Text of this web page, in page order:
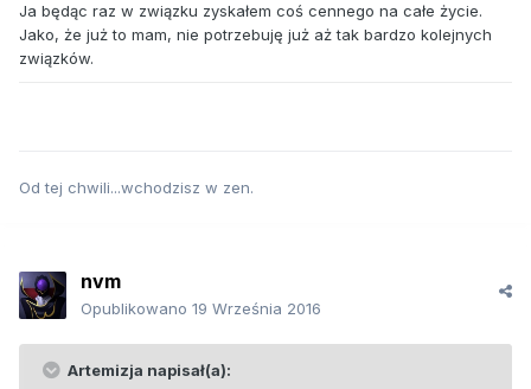
Ja będąc raz w związku zyskałem coś cennego na całe życie.
Jako, że już to mam, nie potrzebuję już aż tak bardzo kolejnych
związków.
Od tej chwili...wchodzisz w zen.
nvm
Opublikowano 19 Września 2016
Artemizja napisał(a):